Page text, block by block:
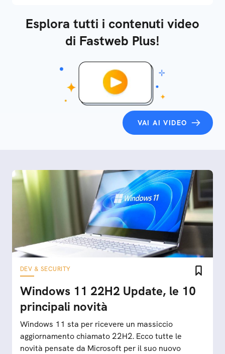
Esplora tutti i contenuti video
di Fastweb Plus!
VAI AI VIDEO
DEV & SECURITY
Windows 11 22H2 Update, le 10
principali novità
Windows 11 sta per ricevere un massiccio
aggiornamento chiamato 22H2. Ecco tutte le
novità pensate da Microsoft per il suo nuovo